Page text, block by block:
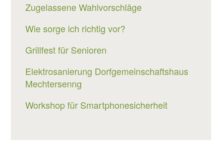
Zugelassene Wahlvorschläge
Wie sorge ich richtig vor?
Grillfest für Senioren
Elektrosanierung Dorfgemeinschaftshaus
Mechtersenng
Workshop für Smartphonesicherheit